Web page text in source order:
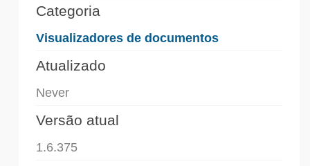
Categoria
Visualizadores de documentos
Atualizado
Never
Versão atual
1.6.375